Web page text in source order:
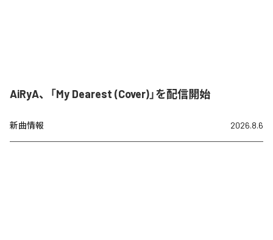
AiRyA、「My Dearest (Cover)」を配信開始
新曲情報 2026.8.6